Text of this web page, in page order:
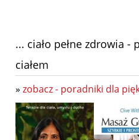
... ciało pełne zdrowia
ciałem
» zobacz - poradniki dla